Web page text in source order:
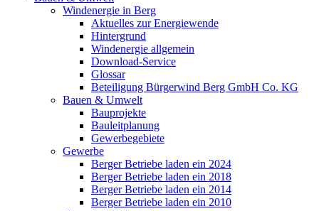
Windenergie in Berg
Aktuelles zur Energiewende
Hintergrund
Windenergie allgemein
Download-Service
Glossar
Beteiligung Bürgerwind Berg GmbH Co. KG
Bauen & Umwelt
Bauprojekte
Bauleitplanung
Gewerbegebiete
Gewerbe
Berger Betriebe laden ein 2024
Berger Betriebe laden ein 2018
Berger Betriebe laden ein 2014
Berger Betriebe laden ein 2010